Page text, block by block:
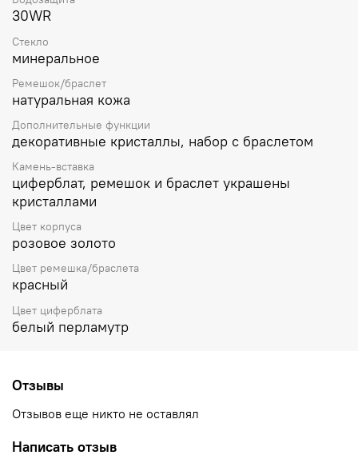
30WR
Стекло
минеральное
Ремешок/браслет
натуральная кожа
Дополнительные функции
декоративные кристаллы, набор с браслетом
Камень-вставка
циферблат, ремешок и браслет украшены
кристаллами
Цвет корпуса
розовое золото
Цвет ремешка/браслета
красный
Цвет циферблата
белый перламутр
Отзывы
Отзывов еще никто не оставлял
Написать отзыв